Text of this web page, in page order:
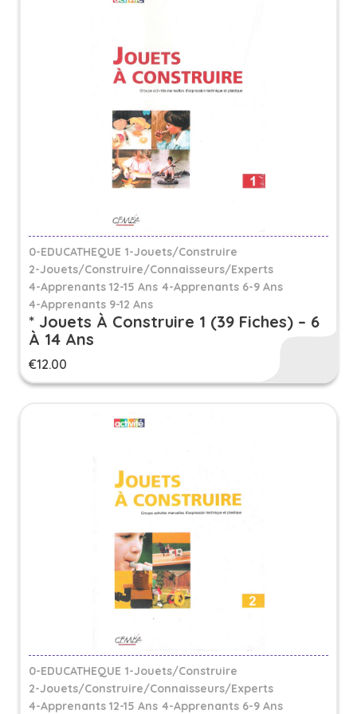
0-EDUCATHEQUE 1-Jouets/Construire
2-Jouets/Construire/Connaisseurs/Experts
4-Apprenants 12-15 Ans 4-Apprenants 6-9 Ans
4-Apprenants 9-12 Ans
* Jouets À Construire 1 (39 Fiches) – 6
À 14 Ans
€12.00
0-EDUCATHEQUE 1-Jouets/Construire
2-Jouets/Construire/Connaisseurs/Experts
4-Apprenants 12-15 Ans 4-Apprenants 6-9 Ans